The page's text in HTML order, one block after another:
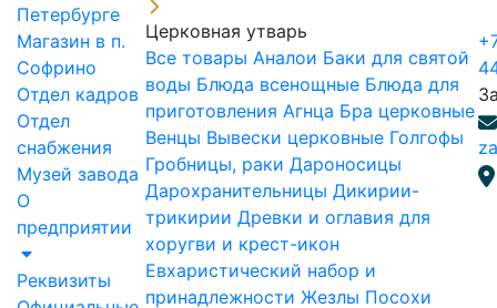
Петербурге
Магазин в п.
Софрино
Отдел кадров
Отдел
снабжения
Музей завода
О
предприятии
Реквизиты
Церковная утварь
Все товары Аналои Баки для святой
воды Блюда всенощные Блюда для
приготовления Агнца Бра церковные
Венцы Вывески церковные Голгофы
Гробницы, раки Дароносицы
Дарохранительницы Дикирии-
трикирии Древки и оглавия для
хоругви и крест-икон
Евхаристический набор и
принадлежности Жезлы Посохи